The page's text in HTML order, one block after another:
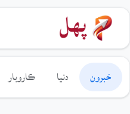
خبرون دنيا ڪاروبار